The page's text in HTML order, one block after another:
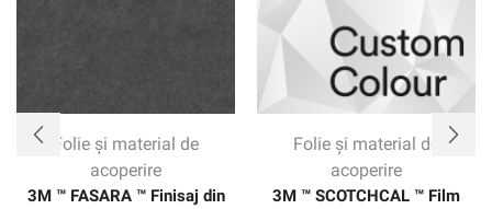
Folie și material de
acoperire
3M ™ FASARA ™ Finisaj din
Folie și material de
acoperire
3M ™ SCOTCHCAL ™ Film